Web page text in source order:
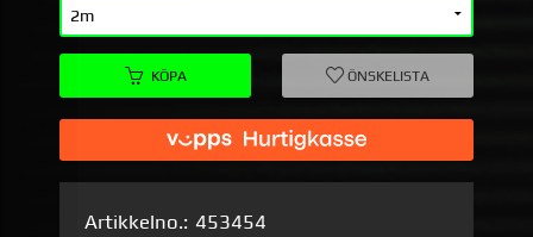
KÖPA ÖNSKELISTA
Artikkelno.: 453454